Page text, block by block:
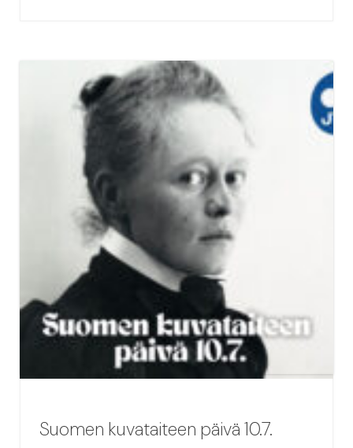
Suomen kuvataiteen päivä 10.7.